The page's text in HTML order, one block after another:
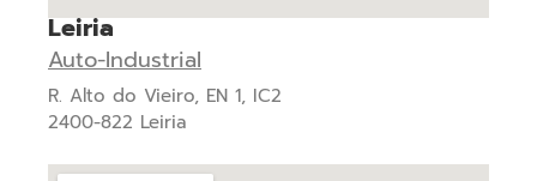
Leiria
Auto-Industrial
R. Alto do Vieiro, EN 1, IC2
2400-822 Leiria